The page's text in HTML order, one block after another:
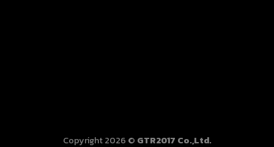
Copyright 2026 © GTR2017 Co.,Ltd.